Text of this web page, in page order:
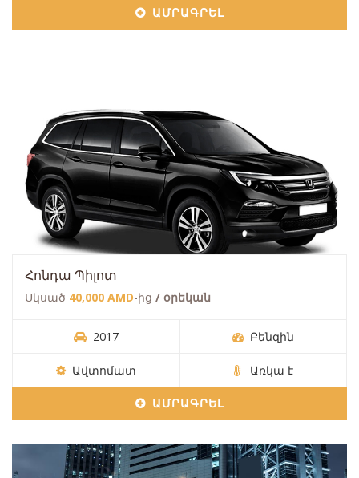
ԱՄՐԱԳՐԵԼ
Հոնդա Պիլոտ
Սկսած 40,000 AMD-ից / օրեկան
2017 Բենզին
Ավտոմատ Առկա է
ԱՄՐԱԳՐԵԼ